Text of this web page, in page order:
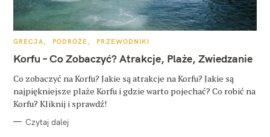
K
T
E
O
R
I
GRECJA PODRÓŻE PRZEWODNIKI
Korfu – Co Zobaczyć? Atrakcje, Plaże, Zwiedzanie
Co zobaczyć na Korfu? Jakie są atrakcje na Korfu? Jakie są
najpiękniejsze plaże Korfu i gdzie warto pojechać? Co robić na
Korfu? Kliknij i sprawdź!
Czytaj dalej